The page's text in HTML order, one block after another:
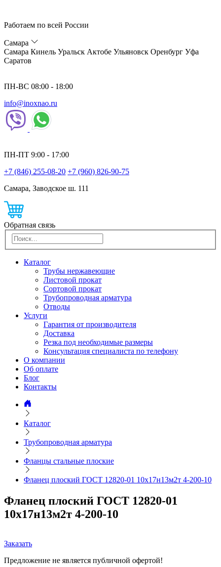
Работаем по всей России
Самара
Самара Кинель Уральск Актобе Ульяновск Оренбург Уфа
Саратов
ПН-ВС 08:00 - 18:00
info@inoxnao.ru
ПН-ПТ 9:00 - 17:00
+7 (846) 255-08-20 +7 (960) 826-90-75
Самара, Заводское ш. 111
Обратная связь
Каталог
Трубы нержавеющие
Листовой прокат
Сортовой прокат
Трубопроводная арматура
Отводы
Услуги
Гарантия от производителя
Доставка
Резка под необходимые размеры
Консультация специалиста по телефону
О компании
Об оплате
Блог
Контакты
Каталог
Трубопроводная арматура
Фланцы стальные плоские
Фланец плоский ГОСТ 12820-01 10х17н13м2т 4-200-10
Фланец плоский ГОСТ 12820-01
10х17н13м2т 4-200-10
Заказать
Предложение не является публичной офертой!